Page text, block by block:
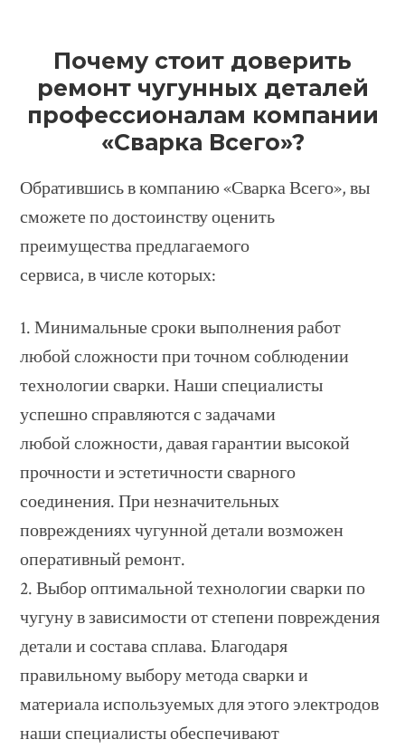
Почему стоит доверить
ремонт чугунных деталей
профессионалам компании
«Сварка Всего»?
Обратившись в компанию «Сварка Всего», вы
сможете по достоинству оценить
преимущества предлагаемого
сервиса, в числе которых:
1. Минимальные сроки выполнения работ
любой сложности при точном соблюдении
технологии сварки. Наши специалисты
успешно справляются с задачами
любой сложности, давая гарантии высокой
прочности и эстетичности сварного
соединения. При незначительных
повреждениях чугунной детали возможен
оперативный ремонт.
2. Выбор оптимальной технологии сварки по
чугуну в зависимости от степени повреждения
детали и состава сплава. Благодаря
правильному выбору метода сварки и
материала используемых для этого электродов
наши специалисты обеспечивают